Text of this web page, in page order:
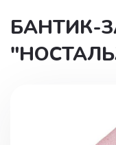
БАНТИК-